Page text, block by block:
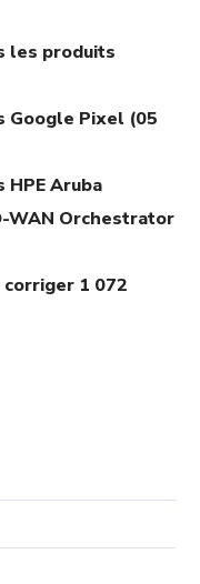
les produits
Google Pixel (05
Aruba
WAN Orchestrator
corriger 1 072